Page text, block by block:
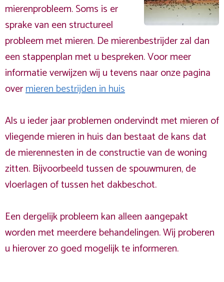
mierenprobleem. Soms is er
sprake van een structureel
probleem met mieren. De mierenbestrijder zal dan
een stappenplan met u bespreken. Voor meer
informatie verwijzen wij u tevens naar onze pagina
overmieren bestrijden in huis
Als u ieder jaar problemen ondervindt met mieren of
vliegende mieren in huis dan bestaat de kans dat
de mierennesten in de constructie van de woning
zitten. Bijvoorbeeld tussen de spouwmuren, de
vloerlagen of tussen het dakbeschot.
Een dergelijk probleem kan alleen aangepakt
worden met meerdere behandelingen. Wij proberen
u hierover zo goed mogelijk te informeren.